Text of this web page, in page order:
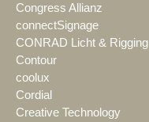
Congress Allianz
connectSignage
CONRAD Licht & Rigging
Contour
coolux
Cordial
Creative Technology